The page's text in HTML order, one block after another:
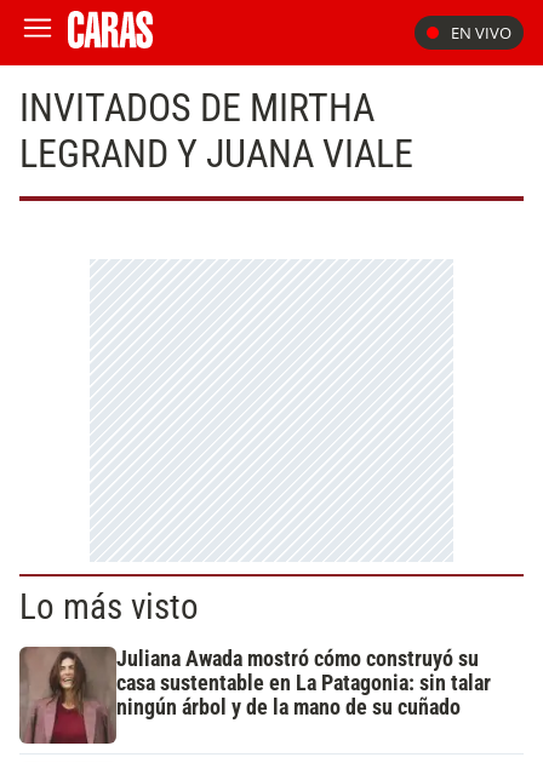
EN VIVO
INVITADOS DE MIRTHA
LEGRAND Y JUANA VIALE
Lo más visto
Juliana Awada mostró cómo construyó su
casa sustentable en La Patagonia: sin talar
ningún árbol y de la mano de su cuñado